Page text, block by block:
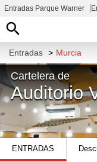
Entradas Parque Warner
Entradas > Murcia
Cartelera de
Auditorio
Av. Primero de
ENTRADAS